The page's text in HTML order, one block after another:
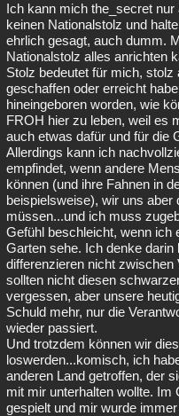
Ich kann mich the_secret
keinen Nationalstolz und
ehrlich gesagt, auch dumm.
Nationalstolz alles anrichten
Stolz bedeutet für mich,
geschaffen oder erreicht
hineingeboren worden, wie
FROH hier zu leben, weil es
auch etwas dafür und für die
Allerdings kann ich
empfindet, wenn andere
können (und ihre Fahnen in
beispielsweise), wir uns
müssen...und ich muss
Gefühl beschleicht, wenn ich
Garten sehe. Ich denke
differenzieren nicht zwischen
sollten nicht diesen
vergessen, aber unsere
Schuld mehr, nur die
wieder passiert.
Und trotzdem können wir
loswerden...komisch, ich
anderen Land getroffen, der
mit mir unterhalten wollte. Im
gespielt und mir wurde